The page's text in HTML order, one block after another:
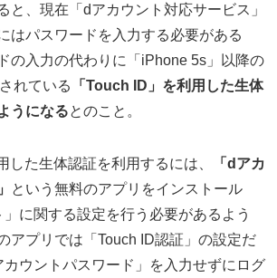
と、現在「dアカウント対応サービス」
はパスワードを入力する必要がある
の入力の代わりに「iPhone 5s」以降の
れている
「Touch ID」を利用した生体
うになるとのこと。
した生体認証を利用するには、
「dアカ
という無料のアプリをインストール
に関する設定を行う必要があるよう
アプリでは「Touch ID認証」の設定だ
ウントパスワード」を入力せずにログ